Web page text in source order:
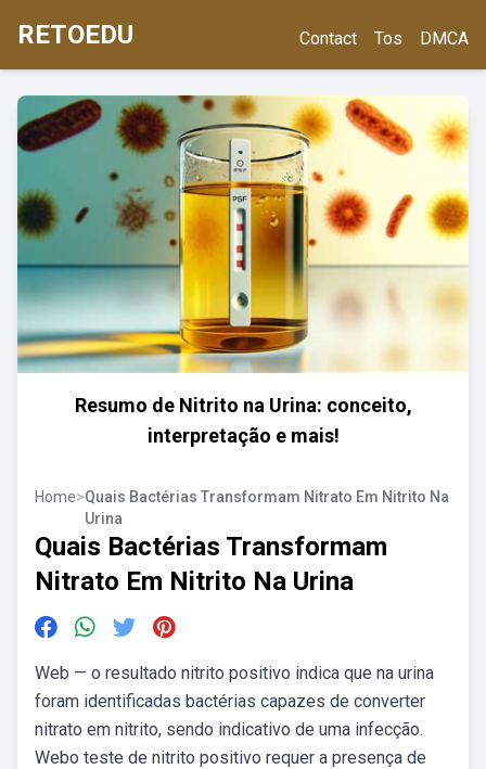
RETOEDU Contact Tos DMCA
Resumo de Nitrito na Urina: conceito,
interpretação e mais!
Home>Quais Bactérias Transformam Nitrato Em Nitrito Na
Urina
Quais Bactérias Transformam
Nitrato Em Nitrito Na Urina
Web — o resultado nitrito positivo indica que na urina
foram identificadas bactérias capazes de converter
nitrato em nitrito, sendo indicativo de uma infecção.
Webo teste de nitrito positivo requer a presença de